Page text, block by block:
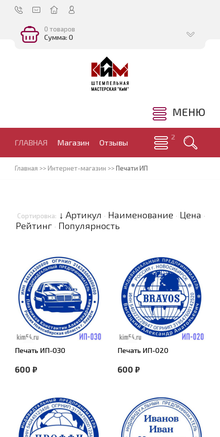
0 товаров
Сумма: 0
МЕНЮ
ГЛАВНАЯ Магазин Отзывы
Главная >>Интернет-магазин >>Печати ИП
Сортировка: ↓ Артикул · Наименование · Цена ·
Рейтинг · Популярность
Печать ИП-030
600 ₽
Печать ИП-020
600 ₽